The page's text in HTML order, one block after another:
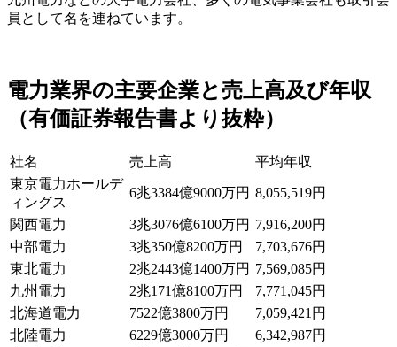
員として名を連ねています。
電力業界の主要企業と売上高及び年収
（有価証券報告書より抜粋）
社名 売上高
平均年収
東京電力ホールデ
ィングス
6兆3384億9000万円 8,055,519円
関西電力 3兆3076億6100万円 7,916,200円
中部電力
3兆350億8200万円
7,703,676円
東北電力
2兆2443億1400万円 7,569,085円
九州電力
2兆171億8100万円
7,771,045円
北海道電力
7522億3800万円
7,059,421円
北陸電力
6229億3000万円
6,342,987円